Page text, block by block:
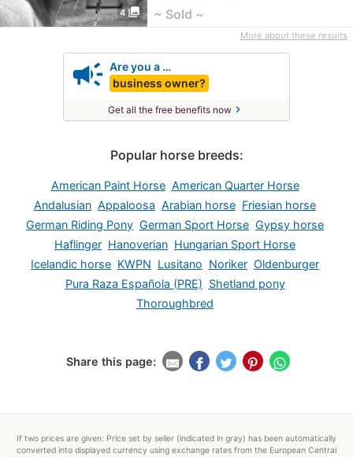
4 photo_library ~ Sold ~
More about these results
campaign Are you a …
business owner?
Get all the free benefits now chevron_right
Popular horse breeds:
American Paint Horse American Quarter Horse
Andalusian Appaloosa Arabian horse Friesian horse
German Riding Pony German Sport Horse Gypsy horse
Haflinger Hanoverian Hungarian Sport Horse
Icelandic horse KWPN Lusitano Noriker Oldenburger
Pura Raza Española (PRE) Shetland pony
Thoroughbred
Share this page:
If two prices are given: Price set by seller (indicated in gray) has been automatically
converted into displayed currency using exchange rates from the European Central